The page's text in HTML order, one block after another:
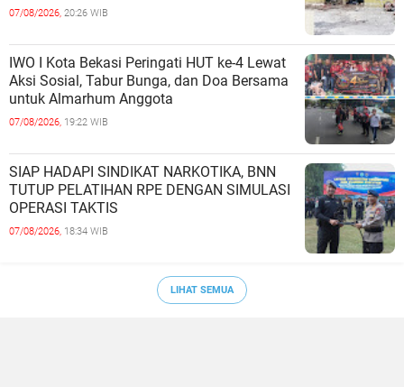
07/08/2026, 20:26 WIB
IWO I Kota Bekasi Peringati HUT ke-4 Lewat
Aksi Sosial, Tabur Bunga, dan Doa Bersama
untuk Almarhum Anggota
07/08/2026, 19:22 WIB
SIAP HADAPI SINDIKAT NARKOTIKA, BNN
TUTUP PELATIHAN RPE DENGAN SIMULASI
OPERASI TAKTIS
07/08/2026, 18:34 WIB
LIHAT SEMUA